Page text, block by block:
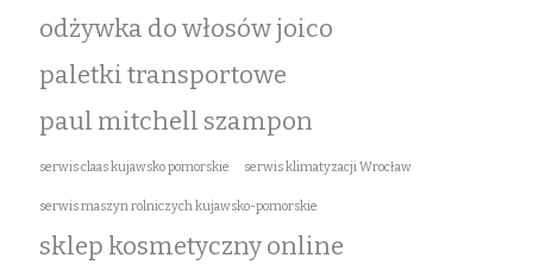
odżywka do włosów joico
paletki transportowe
paul mitchell szampon
serwis claas kujawsko pomorskie serwis klimatyzacji Wrocław
serwis maszyn rolniczych kujawsko-pomorskie
sklep kosmetyczny online